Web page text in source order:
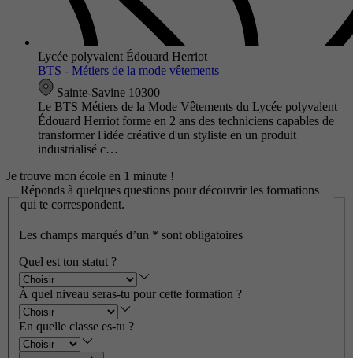
Lycée polyvalent Édouard Herriot
BTS - Métiers de la mode vêtements
Sainte-Savine 10300
Le BTS Métiers de la Mode Vêtements du Lycée polyvalent
Édouard Herriot forme en 2 ans des techniciens capables de
transformer l'idée créative d'un styliste en un produit
industrialisé c…
Je trouve mon école en 1 minute !
Réponds à quelques questions pour découvrir les formations
qui te correspondent.
Les champs marqués d’un * sont obligatoires
Quel est ton statut ?
À quel niveau seras-tu pour cette formation ?
En quelle classe es-tu ?